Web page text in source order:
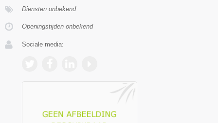
Diensten onbekend
Openingstijden onbekend
Sociale media: